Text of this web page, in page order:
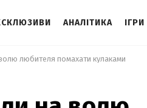
АНАЛІТИКА ІГРИ
любителя помахати кулаками